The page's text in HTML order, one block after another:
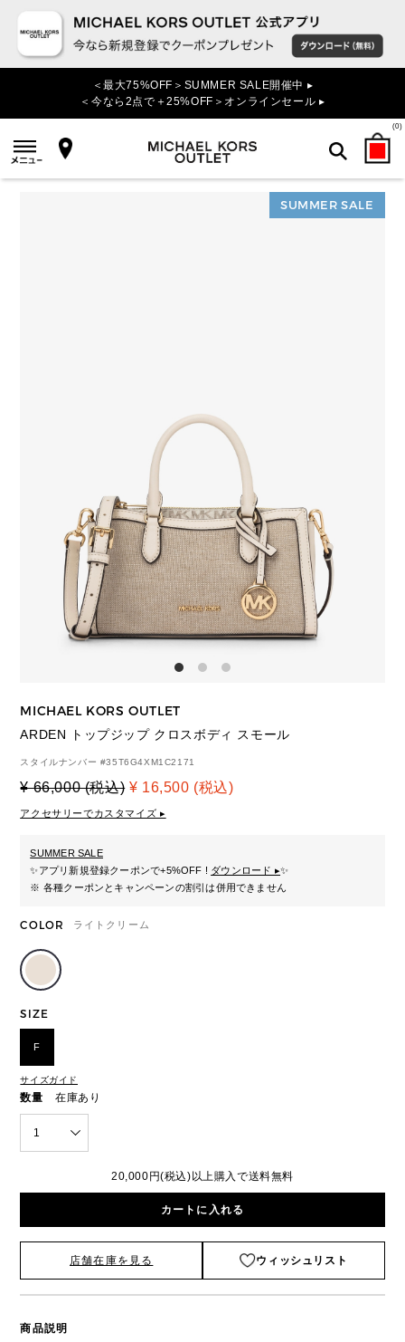
＜最大75%OFF＞SUMMER SALE開催中 ▸
＜今なら2点で＋25%OFF＞オンラインセール ▸
(0)
検索
SUMMER SALE
MICHAEL KORS OUTLET
ARDEN トップジップ クロスボディ スモール
スタイルナンバー #35T6G4XM1C2171
¥ 66,000 (税込) ¥ 16,500 (税込)
アクセサリーでカスタマイズ ▸
SUMMER SALE
✨アプリ新規登録クーポンで+5%OFF ! ダウンロード ▸✨
※ 各種クーポンとキャンペーンの割引は併用できません
COLOR ライトクリーム
SIZE
F
サイズガイド
数量 在庫あり
1
20,000円(税込)以上購入で送料無料
カートに入れる
店舗在庫を見る ウィッシュリスト
商品説明